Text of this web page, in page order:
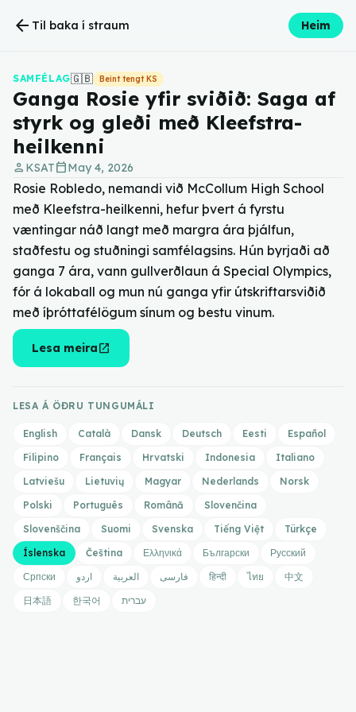
arrow_back Til baka í straum Heim
SAMFÉLAG🇬🇧 Beint tengt KS
Ganga Rosie yfir sviðið: Saga af
styrk og gleði með Kleefstra-
heilkenni
person KSATcalendar_todayMay 4, 2026
Rosie Robledo, nemandi við McCollum High School
með Kleefstra-heilkenni, hefur þvert á fyrstu
væntingar náð langt með margra ára þjálfun,
staðfestu og stuðningi samfélagsins. Hún byrjaði að
ganga 7 ára, vann gullverðlaun á Special Olympics,
fór á lokaball og mun nú ganga yfir útskriftarsviðið
með íþróttafélögum sínum og bestu vinum.
Lesa meiraopen_in_new
LESA Á ÖÐRU TUNGUMÁLI
English Català Dansk Deutsch Eesti
Español
Filipino
Français Hrvatski Indonesia
Italiano
Latviešu
Lietuvių Magyar Nederlands
Norsk
Polski
Português Română
Slovenčina
Slovenščina
Suomi Svenska Tiếng Việt
Türkçe
Íslenska
Čeština Ελληνικά Български
Русский
Српски
اردو العربية فارسی हिन्दी ไทย
中文
日本語
한국어 עברית